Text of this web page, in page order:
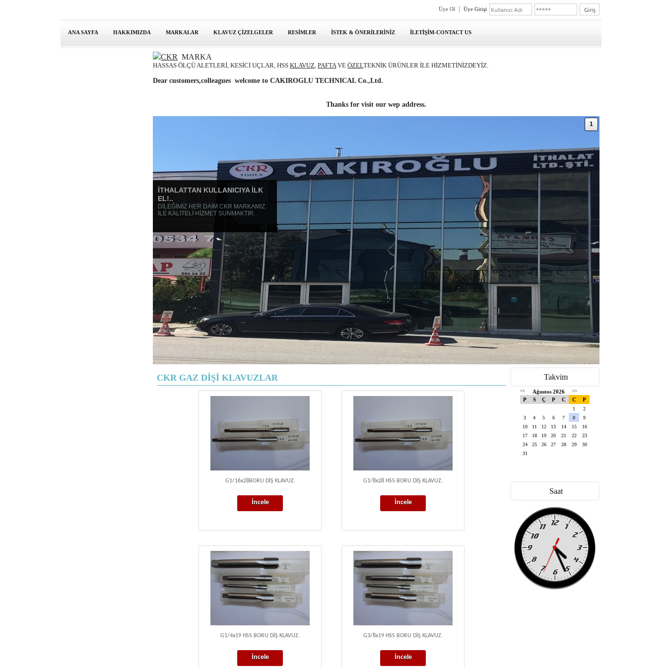
Üye Ol Üye Girişi
ANA SAYFA HAKKIMIZDA MARKALAR KLAVUZ ÇİZELGELER RESİMLER İSTEK & ÖNERİLERİNİZ İLETİŞİM-CONTACT US
CKR MARKA
HASSAS ÖLÇÜ ALETLERİ, KESİCİ UÇLAR, HSS KLAVUZ, PAFTAVE ÖZELTEKNİK ÜRÜNLER İLE HİZMETİNİZDEYİZ.
Dear customers,colleagues welcome to CAKIROGLU TECHNICAL Co.,Ltd.
Thanks for visit our wep address.
İTHALATTAN KULLANICIYA İLK
EL!..
DİLEĞİMİZ HER DAİM CKR MARKAMIZ
İLE KALİTELİ HİZMET SUNMAKTIR.
1
CKR GAZ DİŞİ KLAVUZLAR
G1/16x28BORU DİŞ KLAVUZ.
İncele
G1/8x28 HSS BORU DİŞ KLAVUZ.
İncele
G1/4x19 HSS BORU DİŞ KLAVUZ.
İncele
G3/8x19 HSS BORU DİŞ KLAVUZ.
İncele
Takvim
<< Ağustos 2026 >>
P S Ç P C C P
1
2
3
4 5 6 7 8
9
10
11 12 13 14 15
16
17
18 19 20 21 22
23
24
25 26 27 28 29
30
31
Saat